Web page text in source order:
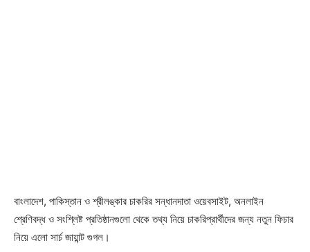
বাংলাদেশ, পাকিস্তান ও শ্রীলঙ্কার চাকরির সন্ধানদাতা ওয়েবসাইট, অনলাইন
শ্রেণিবদ্ধ ও সংশ্লিষ্ট প্রতিষ্ঠানগুলো থেকে তথ্য নিয়ে চাকরিপ্রার্থীদের জন্য নতুন ফিচার
নিয়ে এলো সার্চ জায়ান্ট গুগল।